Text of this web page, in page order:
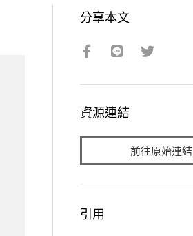
分享本文
資源連結
前往原始連結
引用